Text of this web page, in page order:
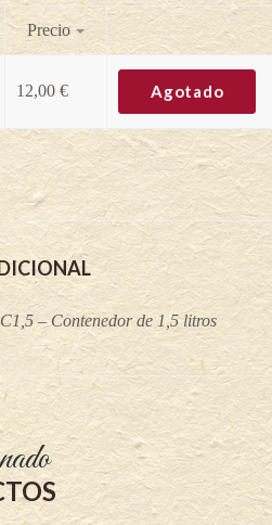
Precio
12,00 € Agotado
C1,5 – Contenedor de 1,5 litros